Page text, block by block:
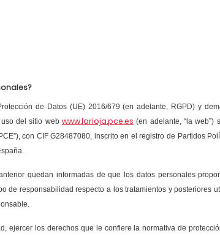
de Datos (UE) 2016/679 (en adelante, RGPD) y
del sitio web www.larioja.pce.es (en adelante, “la web”)
con CIF G28487080, inscrito en el registro de Partidos
quedan informadas de que los datos personales
de responsabilidad respecto a los tratamientos y posteriores
ejercer los derechos que le confiere la normativa de